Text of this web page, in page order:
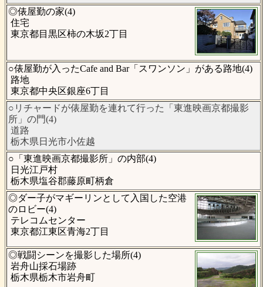
◎俵屋勤の家(4)
住宅
東京都目黒区柿の木坂2丁目
○俵屋勤が入ったCafe and Bar「スワンソン」がある路地(4)
路地
東京都中央区銀座6丁目
○リチャードが俵屋勤を連れて行った「東進映画京都撮影
所」の門(4)
道路
栃木県日光市小佐越
○「東進映画京都撮影所」の内部(4)
日光江戸村
栃木県塩谷郡藤原町柄倉
◎ダー子がマギーリンとして入国した空港
のロビー(4)
テレコムセンター
東京都江東区青海2丁目
◎戦闘シーンを撮影した場所(4)
岩舟山採石場跡
栃木県栃木市岩舟町